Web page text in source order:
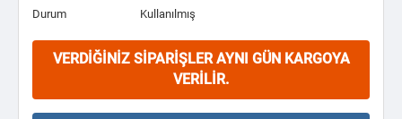
Durum
Kullanılmış
VERDIĞINIZ SIPARIŞLER AYNI GÜN KARGOYA
VERILIR.